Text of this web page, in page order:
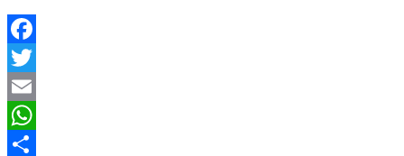
Facebook
Twitter
Email
WhatsApp